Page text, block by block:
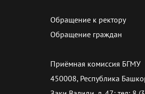
Обращение к ректору
Обращение граждан
Приёмная комиссия БГМУ
450008, Республика